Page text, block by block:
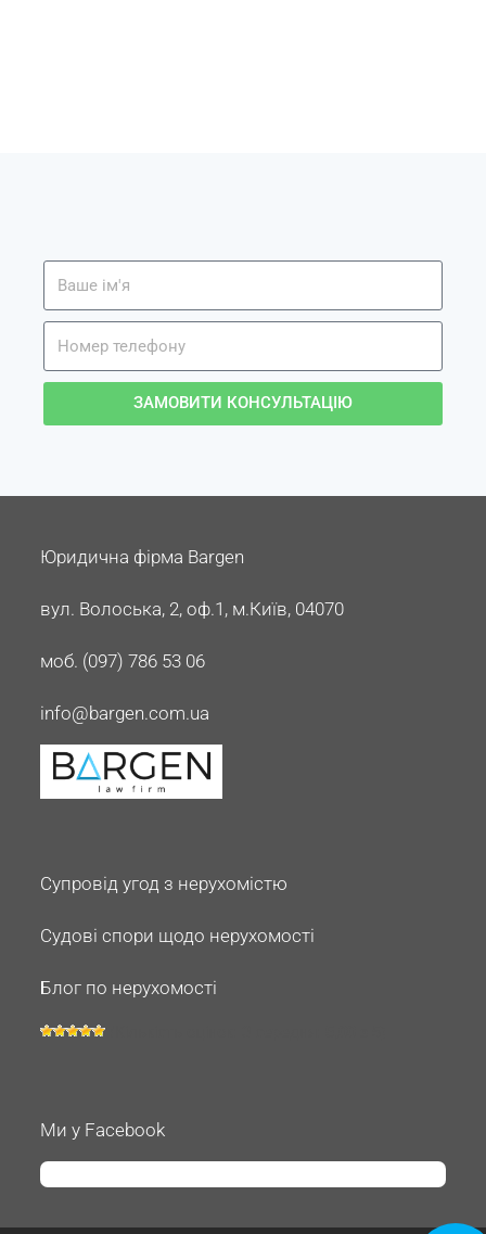
ЗАМОВИТИ КОНСУЛЬТАЦІЮ
Юридична фірма Bargen
вул. Волоська, 2, оф.1, м.Київ, 04070
моб. (097) 786 53 06
info@bargen.com.ua
Супровід угод з нерухомістю
Судові спори щодо нерухомості
Блог по нерухомості
Ми у Facebook